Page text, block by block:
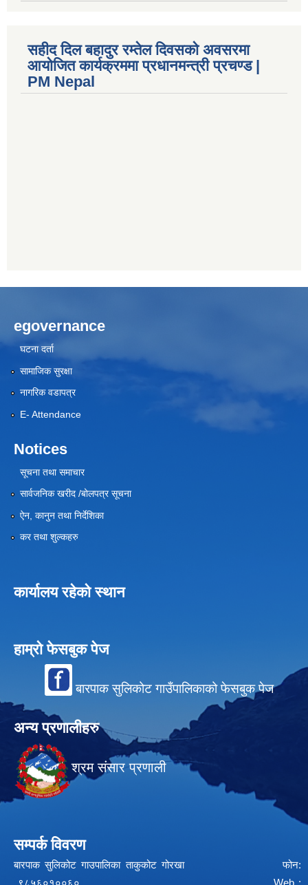
सहीद दिल बहादुर रम्तेल दिवसको अवसरमा
आयोजित कार्यक्रममा प्रधानमन्त्री प्रचण्ड |
PM Nepal
egovernance
घटना दर्ता
सामाजिक सुरक्षा
नागरिक वडापत्र
E- Attendance
Notices
सूचना तथा समाचार
सार्वजनिक खरीद /बोलपत्र सूचना
ऐन, कानुन तथा निर्देशिका
कर तथा शुल्कहरु
कार्यालय रहेको स्थान
हाम्रो फेसबुक पेज
बारपाक सुलिकोट गाउँपालिकाको फेसबुक पेज
अन्य प्रणालीहरु
श्रम संसार प्रणाली
सम्पर्क विवरण
बारपाक सुलिकोट गाउपालिका ताकुकोट गोरखा फोन: